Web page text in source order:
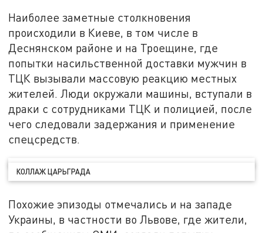
Наиболее заметные столкновения
происходили в Киеве, в том числе в
Деснянском районе и на Троещине, где
попытки насильственной доставки мужчин в
ТЦК вызывали массовую реакцию местных
жителей. Люди окружали машины, вступали в
драки с сотрудниками ТЦК и полицией, после
чего следовали задержания и применение
спецсредств.
КОЛЛАЖ ЦАРЬГРАДА
Похожие эпизоды отмечались и на западе
Украины, в частности во Львове, где жители,